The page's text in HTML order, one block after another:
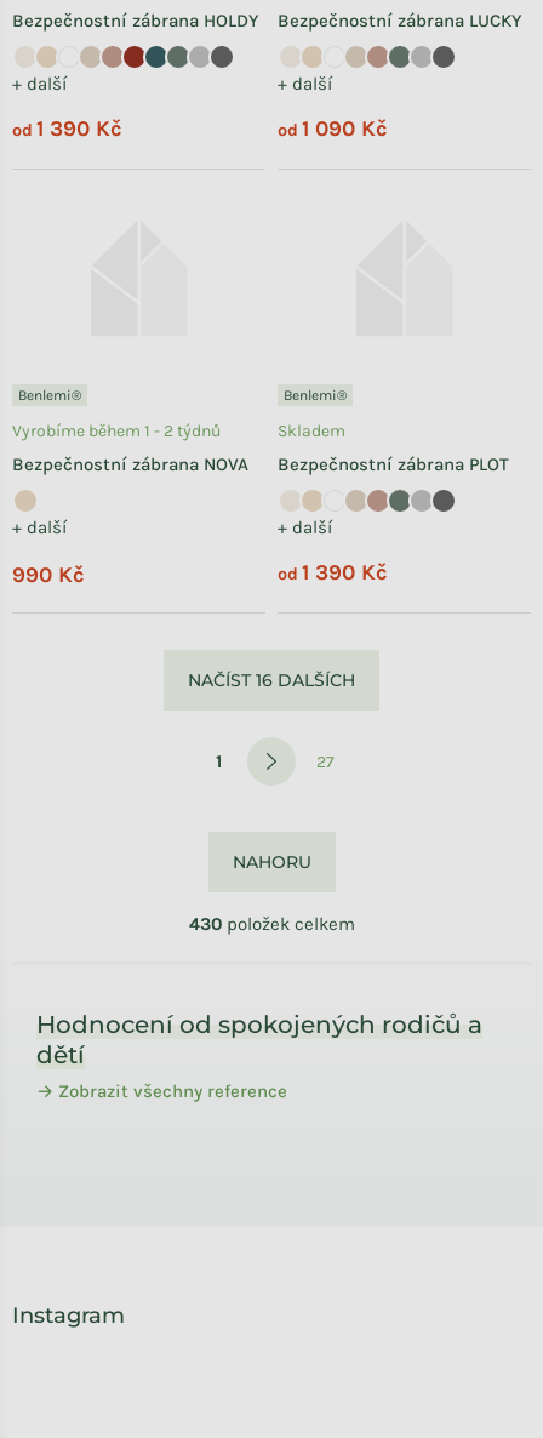
Bezpečnostní zábrana HOLDY
+ další
od 1 390 Kč
Bezpečnostní zábrana LUCKY
+ další
od 1 090 Kč
Benlemi®
Bezpečnostní zábrana NOVA
+ další
Vyrobíme během 1 - 2 týdnů
990 Kč
Benlemi®
Bezpečnostní zábrana PLOT
+ další
Skladem
od 1 390 Kč
NAČÍST 16 DALŠÍCH
1 27
430položek celkem
NAHORU
Hodnocení od spokojených rodičů a
dětí
→ Zobrazit všechny reference
Instagram